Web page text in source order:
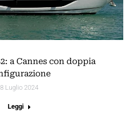
a Cannes con doppia
8 Luglio 2024
Leggi